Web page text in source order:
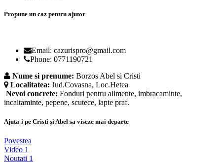
Propune un caz pentru ajutor
Email: cazurispro@gmail.com
Phone: 0771190721
Nume si prenume: Borzos Abel si Cristi
Localitatea: Jud.Covasna, Loc.Hetea
Nevoi concrete: Fonduri pentru alimente, imbracaminte,
incaltaminte, pepene, scutece, lapte praf.
Ajuta-i pe Cristi și Abel sa viseze mai departe
Povestea
Video 1
Noutati 1